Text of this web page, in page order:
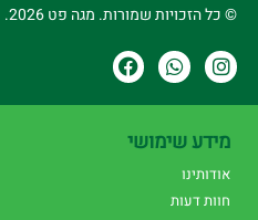
© כל הזכויות שמורות. מגה פט 2026.
מידע שימושי
אודותינו
חוות דעות